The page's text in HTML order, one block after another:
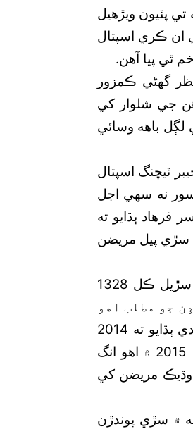
پٽيون ويڙهيل
ان ڪري اسپتال
ٿي پيا آهن.
گھڻي ڪمزور
جي شلوار کي
لڳل باهه وسائي
ٽيچنگ اسپتال
نه سهي اجل
ٻڌايو ته
سڙي پيل مريضن
هن اهو پڻ ٻڌايو ته خيبر ٽيچنگ اسپتال ۾ 2014 دوران باهه جا سڙيل ڪل 1328
ويو جنهن جو مطلب اهو
ٿيو ته مريضن جي انگ ۾ 14 سيڪڙو واڌارو ٿيو. هن وڌيڪ انگ اکر ڏيندي ٻڌايو ته 2014
دوران جن مريضن کي علاج لاءِ داخل ڪيو ويو انهن جو تعداد 393 هيو ۽ 2015 ۾ اهو انگ
سال جي ڀيٽ ۾ هن سال 7 سيڪڙو وڌيڪ مريضن کي
۾ سڙي پوندڙن